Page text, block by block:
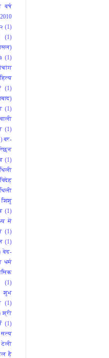
वर्ष
(1)
(1)
(1)
(1)
(1)
(1)
वर-
(1)
विदेह
शिशु
(1)
में
(1)
(1)
वेद-
धर्म
(1)
शुभ
(1)
श्री
(1)
सत्य
है